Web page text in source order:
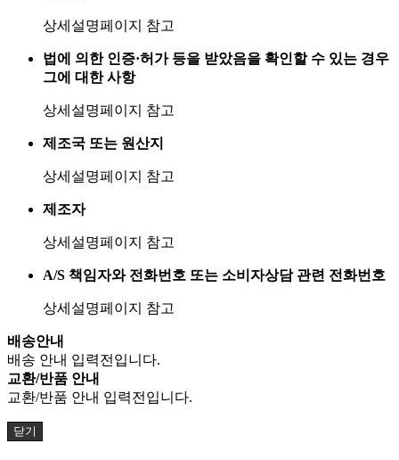
상세설명페이지 참고
법에 의한 인증·허가 등을 받았음을 확인할 수 있는 경우
그에 대한 사항
상세설명페이지 참고
제조국 또는 원산지
상세설명페이지 참고
제조자
상세설명페이지 참고
A/S 책임자와 전화번호 또는 소비자상담 관련 전화번호
상세설명페이지 참고
배송안내
배송 안내 입력전입니다.
교환/반품 안내
교환/반품 안내 입력전입니다.
닫기